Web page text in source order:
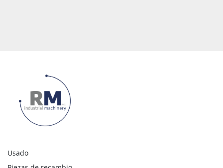
máquina
Sistema de lubricación automática
Bomba de vacío de 500 m3/h
Usado